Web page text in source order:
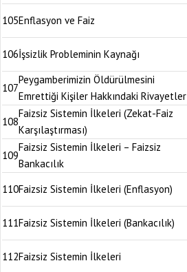
105Enflasyon ve Faiz
106İşsizlik Probleminin Kaynağı
107
Peygamberimizin Öldürülmesini
Emrettiği Kişiler Hakkındaki Rivayetler
108
Faizsiz Sistemin İlkeleri (Zekat-Faiz
Karşılaştırması)
109
Faizsiz Sistemin İlkeleri – Faizsiz
Bankacılık
110Faizsiz Sistemin İlkeleri (Enflasyon)
111Faizsiz Sistemin İlkeleri (Bankacılık)
112Faizsiz Sistemin İlkeleri